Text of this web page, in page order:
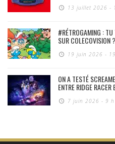
13 juillet 2026 -
#RÉTROGAMING :
SUR COLECOVISION ?
19 juin 2026 -
ON A TESTÉ
ENTRE RIDGE
7 juin 2026 - 9